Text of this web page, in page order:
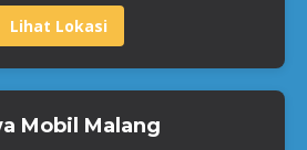
Lihat Lokasi
Mobil Malang